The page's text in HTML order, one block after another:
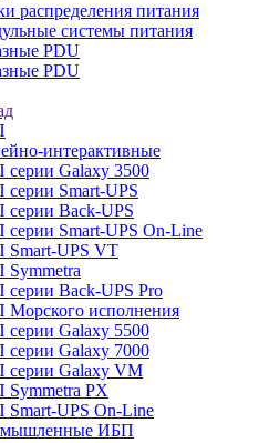
распределения питания
системы питания
PDU
PDU
интерактивные
Galaxy 3500
Smart-UPS
Back-UPS
Smart-UPS On-Line
UPS VT
Back-UPS Pro
исполнения
Galaxy 5500
Galaxy 7000
Galaxy VM
PX
UPS On-Line
ИБП